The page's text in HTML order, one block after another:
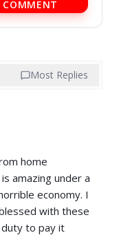
COMMENT
Most Replies
home
amazing und­er a
economy. I
with these
to pay it